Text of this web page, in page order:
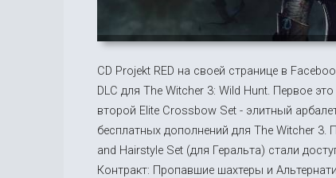
CD Projekt RED на своей странице в
DLC для The Witcher 3: Wild Hunt. Первое
второй Elite Crossbow Set - элитный
бесплатных дополнений для The Witcher
and Hairstyle Set (для Геральта) стали
Контракт: Пропавшие шахтеры и